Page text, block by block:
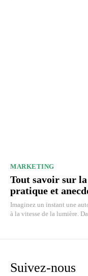
MARKETING
Tout savoir sur
pratique et
Imaginez un instant une
à la vitesse de la lumière.
Suivez-nous